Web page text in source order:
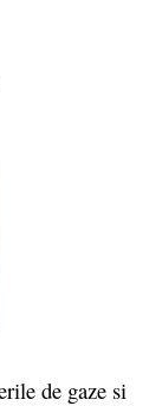
de gaze si